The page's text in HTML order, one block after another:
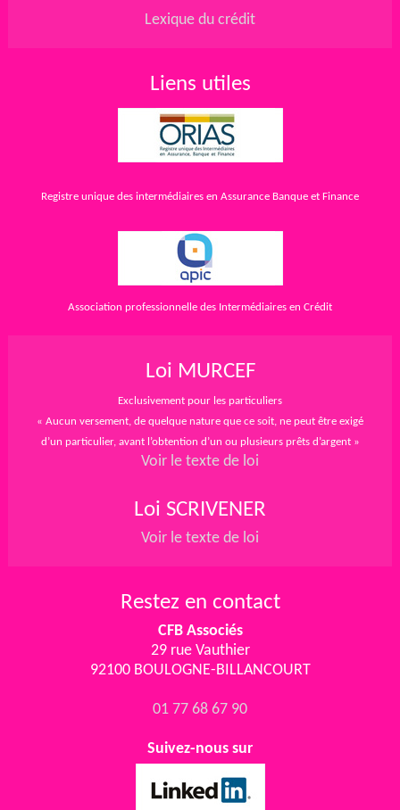
Lexique du crédit
Liens utiles
Registre unique des intermédiaires en Assurance Banque et Finance
Association professionnelle des Intermédiaires en Crédit
Loi MURCEF
Exclusivement pour les particuliers
« Aucun versement, de quelque nature que ce soit, ne peut être exigé
d’un particulier, avant l’obtention d’un ou plusieurs prêts d’argent »
Voir le texte de loi
Loi SCRIVENER
Voir le texte de loi
Restez en contact
CFB Associés
29 rue Vauthier
92100 BOULOGNE-BILLANCOURT
01 77 68 67 90
Suivez-nous sur